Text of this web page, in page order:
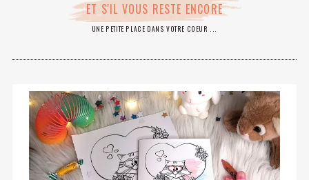
ET S'IL VOUS RESTE ENCORE
UNE PETITE PLACE DANS VOTRE COEUR ...